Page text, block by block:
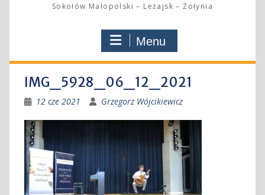
Sokołów Małopolski – Leżajsk – Żołynia
Menu
IMG_5928_06_12_2021
12 cze 2021 Grzegorz Wójcikiewicz